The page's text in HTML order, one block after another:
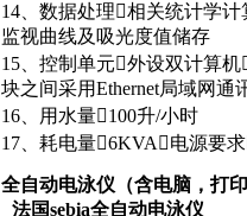
14、数据处理相关统计学
监视曲线及吸光度值储存
15、控制单元外设双计算
块之间采用Ethernet局域网通
16、用水量100升/小时
17、耗电量6KVA电源要
全自动电泳仪（含电脑，打印
法国sebia全自动电泳仪